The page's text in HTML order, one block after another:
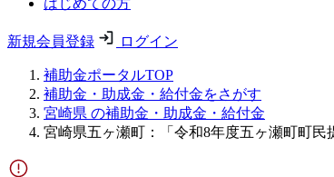
はじめての方
新規会員登録 ログイン
補助金ポータルTOP
補助金・助成金・給付金をさがす
宮崎県 の補助金・助成金・給付金
宮崎県五ヶ瀬町：「令和8年度五ヶ瀬町町